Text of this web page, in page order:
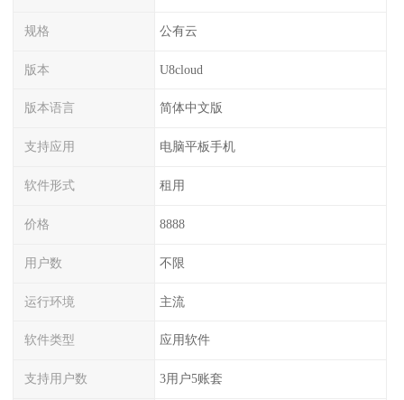
规格 公有云
版本 U8cloud
版本语言 简体中文版
支持应用 电脑平板手机
软件形式 租用
价格 8888
用户数 不限
运行环境 主流
软件类型 应用软件
支持用户数 3用户5账套